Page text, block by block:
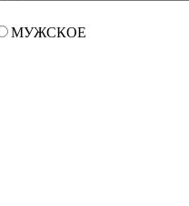
МУЖСКОЕ